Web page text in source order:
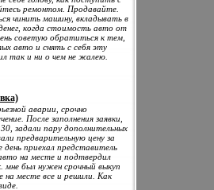
ремонтом. Продавайте.
чинить машину, вкладывать в
когда стоимость авто от
советую обратиться к тем,
авто и снять с себя эту
так и ни о чем не жалею.
аварии, срочно
После заполнения заявки,
задали пару дополнительных
предварительную цену за
приехал представитель
на месте и подтвердил
мне был нужен срочный выкуп
месте все и решили. Как